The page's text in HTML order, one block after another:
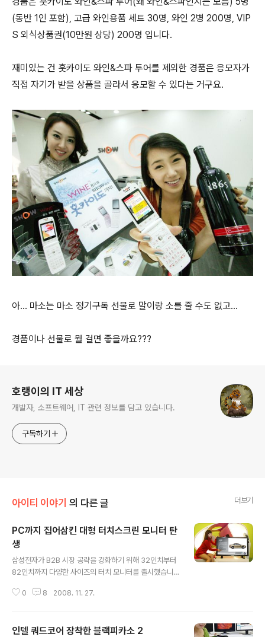
(동반 1인 포함), 고급 와인용품 세트 30명, 와인 2병 200명, VIP
S 외식상품권(10만원 상당) 200명 입니다.
재미있는 건 훗카이도 와인&스파 투어를 제외한 경품은 응모자가
직접 자기가 받을 상품을 골라서 응모할 수 있다는 거구요.
아... 마소는 마소 정기구독 선물로 말이랑 소를 줄 수도 없고...
경품이나 선물로 뭘 걸면 좋을까요???
호랭이의 IT 세상
개발자, 소프트웨어, IT 관련 정보를 담고 있습니다.
구독하기
아이티 이야기 의 다른 글 더보기
PC까지 집어삼킨 대형 터치스크린 모니터 탄
생
삼성전자가 B2B 시장 공략을 강화하기 위해 32인치부터
82인치까지 다양한 사이즈의 터치 모니터를 출시했습니
320TSn, 400TSn, 460TSn, 700TSn, 820TSn 다
고 있는 올인원 제품입니다. 오호호 놀라운데요!!! 그런데
0 8 2008. 11. 27.
인텔 쿼드코어 장착한 블랙피카소 2